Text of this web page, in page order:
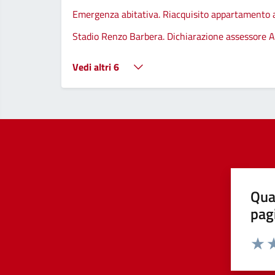
Emergenza abitativa. Riacquisito appartamento
Stadio Renzo Barbera. Dichiarazione assessore
Vedi altri 6